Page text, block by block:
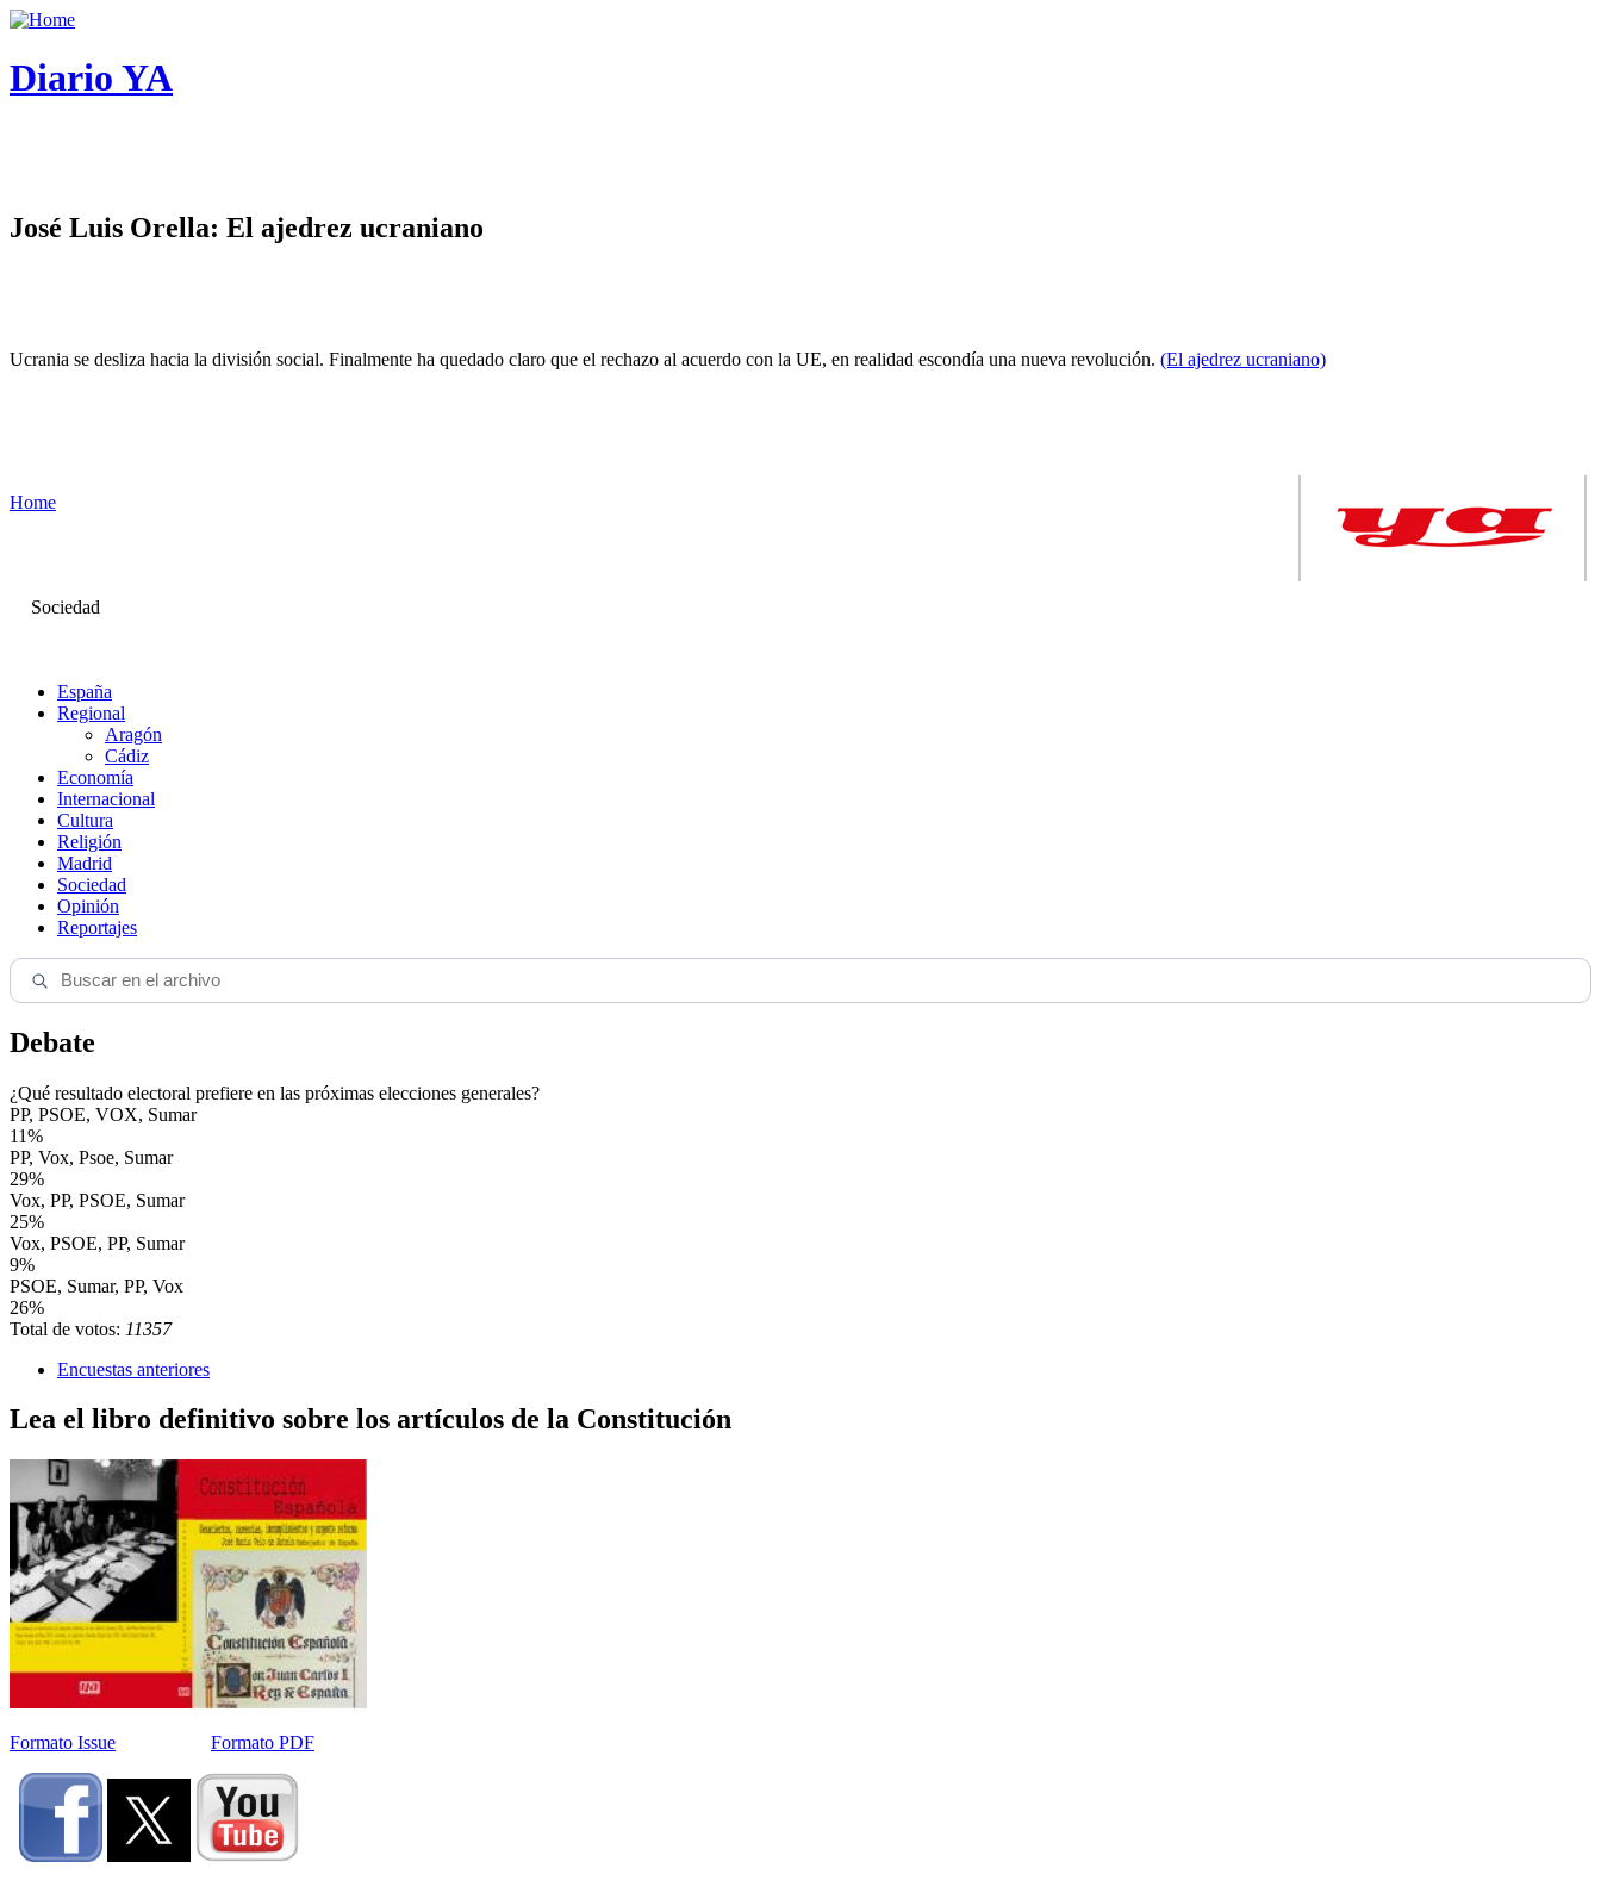
Diario YA
José Luis Orella: El ajedrez ucraniano
Ucrania se desliza hacia la división social. Finalmente ha quedado claro que el rechazo al acuerdo con la UE, en realidad escondía una nueva revolución. (El ajedrez ucraniano)
Home
Sociedad
España
Regional
Aragón
Cádiz
Economía
Internacional
Cultura
Religión
Madrid
Sociedad
Opinión
Reportajes
Debate
¿Qué resultado electoral prefiere en las próximas elecciones generales?
PP, PSOE, VOX, Sumar
11%
PP, Vox, Psoe, Sumar
29%
Vox, PP, PSOE, Sumar
25%
Vox, PSOE, PP, Sumar
9%
PSOE, Sumar, PP, Vox
26%
Total de votos: 11357
Encuestas anteriores
Lea el libro definitivo sobre los artículos de la Constitución
Formato Issue Formato PDF